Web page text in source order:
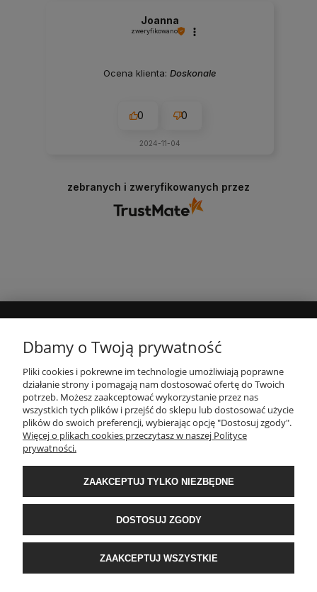
Joanna
zweryfikowano
Ocena klienta: Doskonale
0 0
2024-11-04
zebranych i zweryfikowanych przez
MOJE KONTO
INFORMACJE
PŁATNOŚCI I DOSTAWA
O NAS
POPULARNE KATEGORIE
E-Ekomax - sklep z pościelą| NIP: 5512362499, REGON: 356817076 | ul.
Dbamy o Twoją prywatność
Pliki cookies i pokrewne im technologie umożliwiają poprawne
działanie strony i pomagają nam dostosować ofertę do Twoich
potrzeb. Możesz zaakceptować wykorzystanie przez nas
wszystkich tych plików i przejść do sklepu lub dostosować użycie
plików do swoich preferencji, wybierając opcję "Dostosuj zgody".
Więcej o plikach cookies przeczytasz w naszej Polityce
prywatności.
ZAAKCEPTUJ TYLKO NIEZBĘDNE
DOSTOSUJ ZGODY
ZAAKCEPTUJ WSZYSTKIE